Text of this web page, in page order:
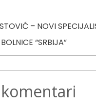
– NOVI
“SRBIJA”